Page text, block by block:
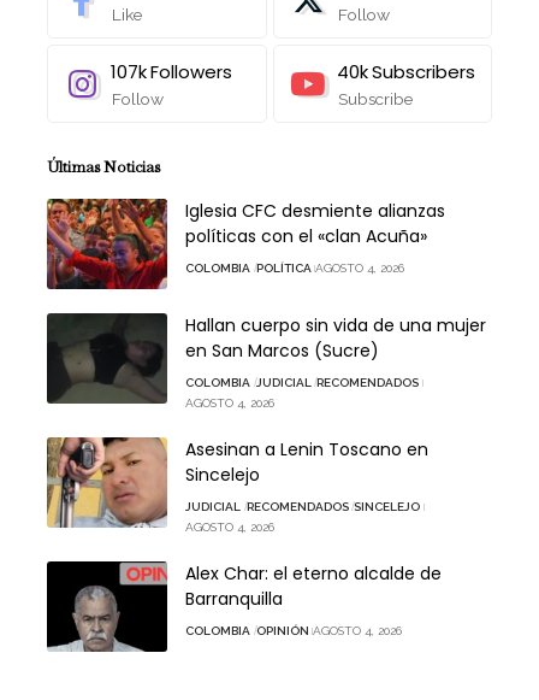
Like Follow
107kFollowers
Follow
40kSubscribers
Subscribe
Últimas Noticias
Iglesia CFC desmiente alianzas
políticas con el «clan Acuña»
COLOMBIA POLÍTICA AGOSTO 4, 2026
Hallan cuerpo sin vida de una mujer
en San Marcos (Sucre)
COLOMBIA JUDICIAL RECOMENDADOS
AGOSTO 4, 2026
Asesinan a Lenin Toscano en
Sincelejo
JUDICIAL RECOMENDADOS SINCELEJO
AGOSTO 4, 2026
Alex Char: el eterno alcalde de
Barranquilla
COLOMBIA OPINIÓN AGOSTO 4, 2026